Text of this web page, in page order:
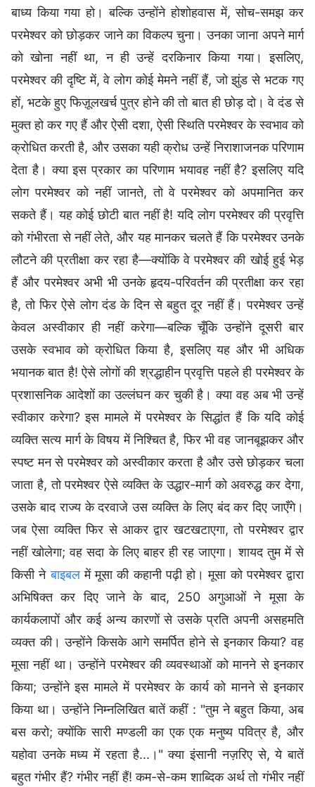
बाध्य किया गया हो। बल्कि उन्होंने होशोहवास में, सोच-समझ कर
परमेश्वर को छोड़कर जाने का विकल्प चुना। उनका जाना अपने मार्ग
को खोना नहीं था, न ही उन्हें दरकिनार किया गया। इसलिए,
परमेश्वर की दृष्टि में, वे लोग कोई मेमने नहीं हैं, जो झुंड से भटक गए
हों, भटके हुए फिज़ूलखर्च पुत्र होने की तो बात ही छोड़ दो। वे दंड से
मुक्त हो कर गए हैं और ऐसी दशा, ऐसी स्थिति परमेश्वर के स्वभाव को
क्रोधित करती है, और उसका यही क्रोध उन्हें निराशाजनक परिणाम
देता है। क्या इस प्रकार का परिणाम भयावह नहीं है? इसलिए यदि
लोग परमेश्वर को नहीं जानते, तो वे परमेश्वर को अपमानित कर
सकते हैं। यह कोई छोटी बात नहीं है! यदि लोग परमेश्वर की प्रवृत्ति
को गंभीरता से नहीं लेते, और यह मानकर चलते हैं कि परमेश्वर उनके
लौटने की प्रतीक्षा कर रहा है—क्योंकि वे परमेश्वर की खोई हुई भेड़
हैं और परमेश्वर अभी भी उनके हृदय-परिवर्तन की प्रतीक्षा कर रहा
है, तो फिर ऐसे लोग दंड के दिन से बहुत दूर नहीं हैं। परमेश्वर उन्हें
केवल अस्वीकार ही नहीं करेगा—बल्कि चूँकि उन्होंने दूसरी बार
उसके स्वभाव को क्रोधित किया है, इसलिए यह और भी अधिक
भयानक बात है! ऐसे लोगों की श्रद्धाहीन प्रवृत्ति पहले ही परमेश्वर के
प्रशासनिक आदेशों का उल्लंघन कर चुकी है। क्या वह अब भी उन्हें
स्वीकार करेगा? इस मामले में परमेश्वर के सिद्धांत हैं कि यदि कोई
व्यक्ति सत्य मार्ग के विषय में निश्चित है, फिर भी वह जानबूझकर और
स्पष्ट मन से परमेश्वर को अस्वीकार करता है और उसे छोड़कर चला
जाता है, तो परमेश्वर ऐसे व्यक्ति के उद्धार-मार्ग को अवरुद्ध कर देगा,
उसके बाद राज्य के दरवाजे उस व्यक्ति के लिए बंद कर दिए जाएँगे।
जब ऐसा व्यक्ति फिर से आकर द्वार खटखटाएगा, तो परमेश्वर द्वार
नहीं खोलेगा; वह सदा के लिए बाहर ही रह जाएगा। शायद तुम में से
किसी नेबाइबलमें मूसा की कहानी पढ़ी हो। मूसा को परमेश्वर द्वारा
अभिषिक्त कर दिए जाने के बाद, 250 अगुआओं ने मूसा के
कार्यकलापों और कई अन्य कारणों से उसके प्रति अपनी असहमति
व्यक्त की। उन्होंने किसके आगे समर्पित होने से इनकार किया? वह
मूसा नहीं था। उन्होंने परमेश्वर की व्यवस्थाओं को मानने से इनकार
किया; उन्होंने इस मामले में परमेश्वर के कार्य को मानने से इनकार
किया था। उन्होंने निम्नलिखित बातें कहीं : "तुम ने बहुत किया, अब
बस करो; क्योंकि सारी मण्डली का एक एक मनुष्य पवित्र है, और
यहोवा उनके मध्य में रहता है...।" क्या इंसानी नज़रिए से, ये बातें
बहुत गंभीर हैं? गंभीर नहीं हैं! कम-से-कम शाब्दिक अर्थ तो गंभीर नहीं